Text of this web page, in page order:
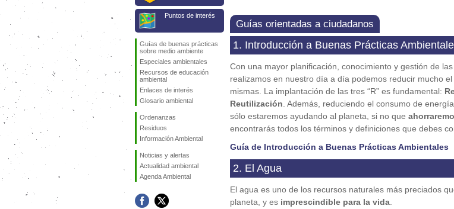
Puntos de interés
Guías de buenas prácticas
sobre medio ambiente
Especiales ambientales
Recursos de educación
ambiental
Enlaces de interés
Glosario ambiental
Ordenanzas
Residuos
Información Ambiental
Noticias y alertas
Actualidad ambiental
Agenda Ambiental
Guías orientadas a ciudadanos
1. Introducción a Buenas Prácticas
Con una mayor planificación, conocimiento y gestión de
realizamos en nuestro día a día podemos reducir mucho el
mismas. La implantación de las tres “R” es fundamental:
Reutilización . Además, reduciendo el consumo de
sólo estaremos ayudando al planeta, si no que
encontrarás todos los términos y definiciones que debes
Guía de Introducción a Buenas Prácticas Ambientales
2. El Agua
El agua es uno de los recursos naturales más preciados
planeta, y es imprescindible para la vida